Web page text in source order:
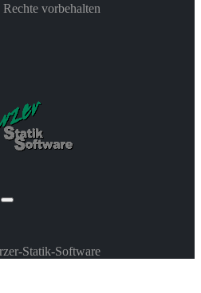
vorbehalten
Statik-Software